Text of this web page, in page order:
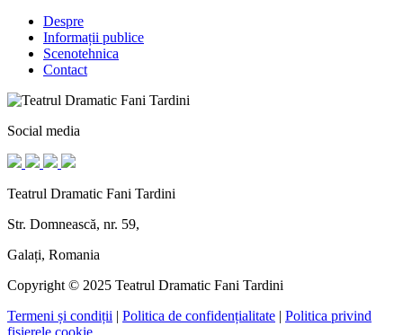
Despre
Informații publice
Scenotehnica
Contact
Social media
Teatrul Dramatic Fani Tardini
Str. Domnească, nr. 59,
Galați, Romania
Copyright © 2025 Teatrul Dramatic Fani Tardini
Termeni și condiții | Politica de confidențialitate | Politica privind
fișierele cookie